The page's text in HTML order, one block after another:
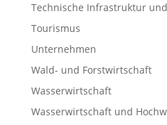
Technische Infrastruktur
Tourismus
Unternehmen
Wald- und Forstwirtschaft
Wasserwirtschaft
Wasserwirtschaft und